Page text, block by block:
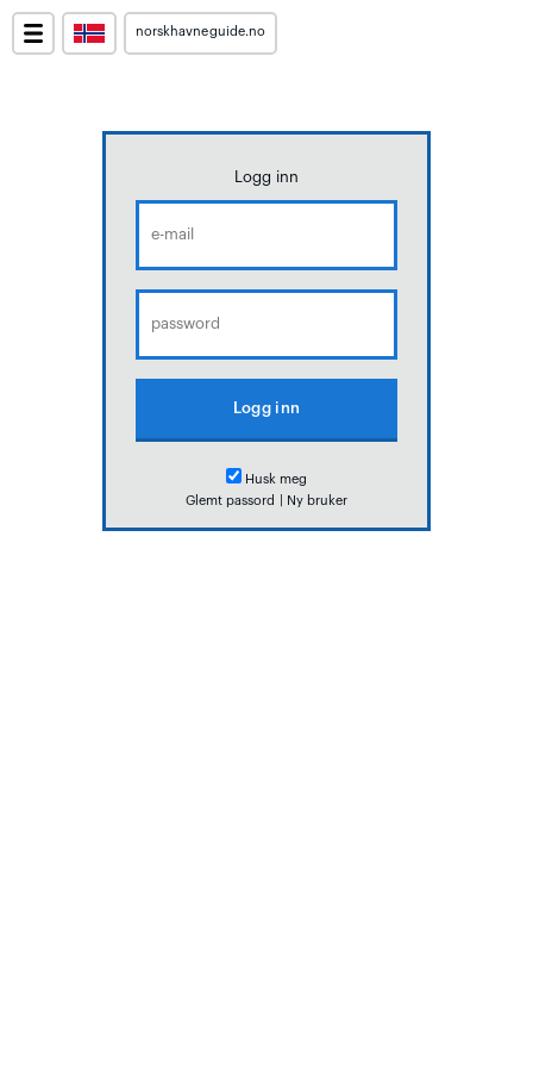
norskhavneguide.no
Logg inn
Husk meg
Glemt passord
Ny bruker